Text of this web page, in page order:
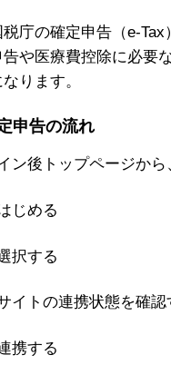
庁の確定申告（e-Tax
や医療費控除に必要
ります。
申告の流れ
後トップページから
じめる
択する
トの連携状態を確認
携する